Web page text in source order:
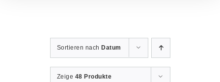
Sortieren nach Datum
Zeige 48 Produkte